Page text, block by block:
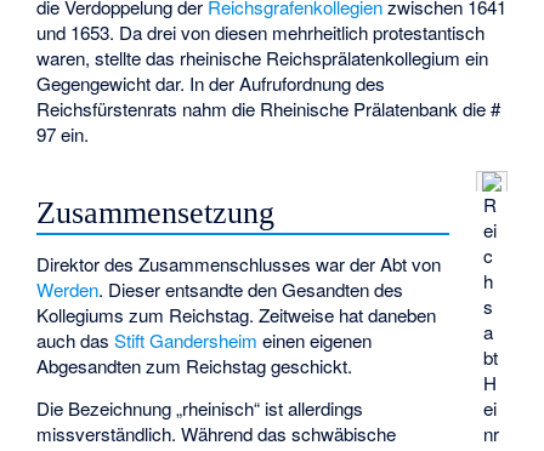
die Verdoppelung der Reichsgrafenkollegienzwischen 1641
und 1653. Da drei von diesen mehrheitlich protestantisch
waren, stellte das rheinische Reichsprälatenkollegium ein
Gegengewicht dar. In der Aufrufordnung des
Reichsfürstenrats nahm die Rheinische Prälatenbank die #
97 ein.
R
ei
c
h
s
a
bt
H
ei
nr
Zusammensetzung
Direktor des Zusammenschlusses war der Abt von
Werden. Dieser entsandte den Gesandten des
Kollegiums zum Reichstag. Zeitweise hat daneben
auch dasStift Gandersheim einen eigenen
Abgesandten zum Reichstag geschickt.
Die Bezeichnung „rheinisch“ ist allerdings
missverständlich. Während das schwäbische